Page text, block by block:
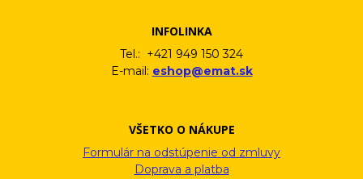
INFOLINKA
Tel.: +421 949 150 324
E-mail: eshop@emat.sk
VŠETKO O NÁKUPE
Formulár na odstúpenie od zmluvy
Doprava a platba